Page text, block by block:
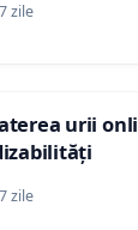
zile
urii
zile